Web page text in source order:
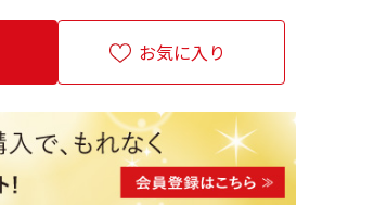
お気に入り